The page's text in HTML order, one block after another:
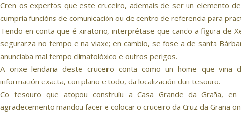
Cren os expertos que este cruceiro, ademais de ser un elemento
cumpría funcións de comunicación ou de centro de referencia para
Tendo en conta que é xiratorio, interprétase que cando a figura de
seguranza no tempo e na viaxe; en cambio, se fose a de santa
anunciaba mal tempo climatolóxico e outros perigos.
A orixe lendaria deste cruceiro conta como un home que viña
información exacta, con plano e todo, da localización dun tesouro.
Co tesouro que atopou construíu a Casa Grande da Graña,
agradecemento mandou facer e colocar o cruceiro da Cruz da Graña